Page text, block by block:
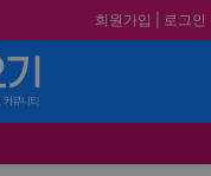
회원가입 로그인